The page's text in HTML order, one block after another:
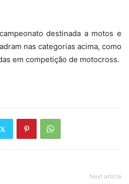
destinada a motos e
nas categorias acima, como
em competição de motocross.
Next article